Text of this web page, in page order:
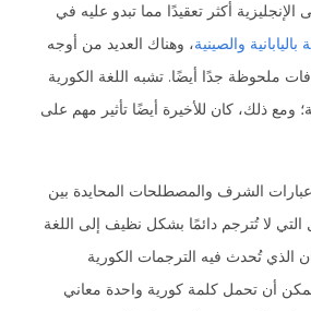
أكثر تعقيدًا مما تبدو عليه في
باليابانية والصينية، وهناك العديد من أوجه
ملحوظة جدًا أيضًا. تشبه اللغة الكورية
ومع ذلك، كان للأخيرة أيضًا تأثير مهم على
عبارات الشرف والمصطلحات المحايدة بين
لا تُترجم دائمًا بشكل نظيف إلى اللغة
الذي تُحدث فيه الترجمات الكورية
يمكن أن تحمل كلمة كورية واحدة معاني